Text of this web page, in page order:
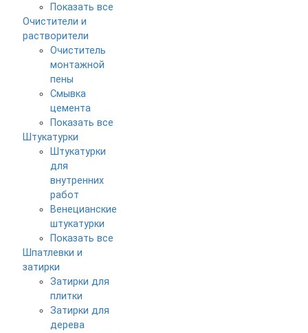
Показать все
Очистители и
растворители
Очиститель
монтажной
пены
Смывка
цемента
Показать все
Штукатурки
Штукатурки
для
внутренних
работ
Венецианские
штукатурки
Показать все
Шпатлевки и
затирки
Затирки для
плитки
Затирки для
дерева